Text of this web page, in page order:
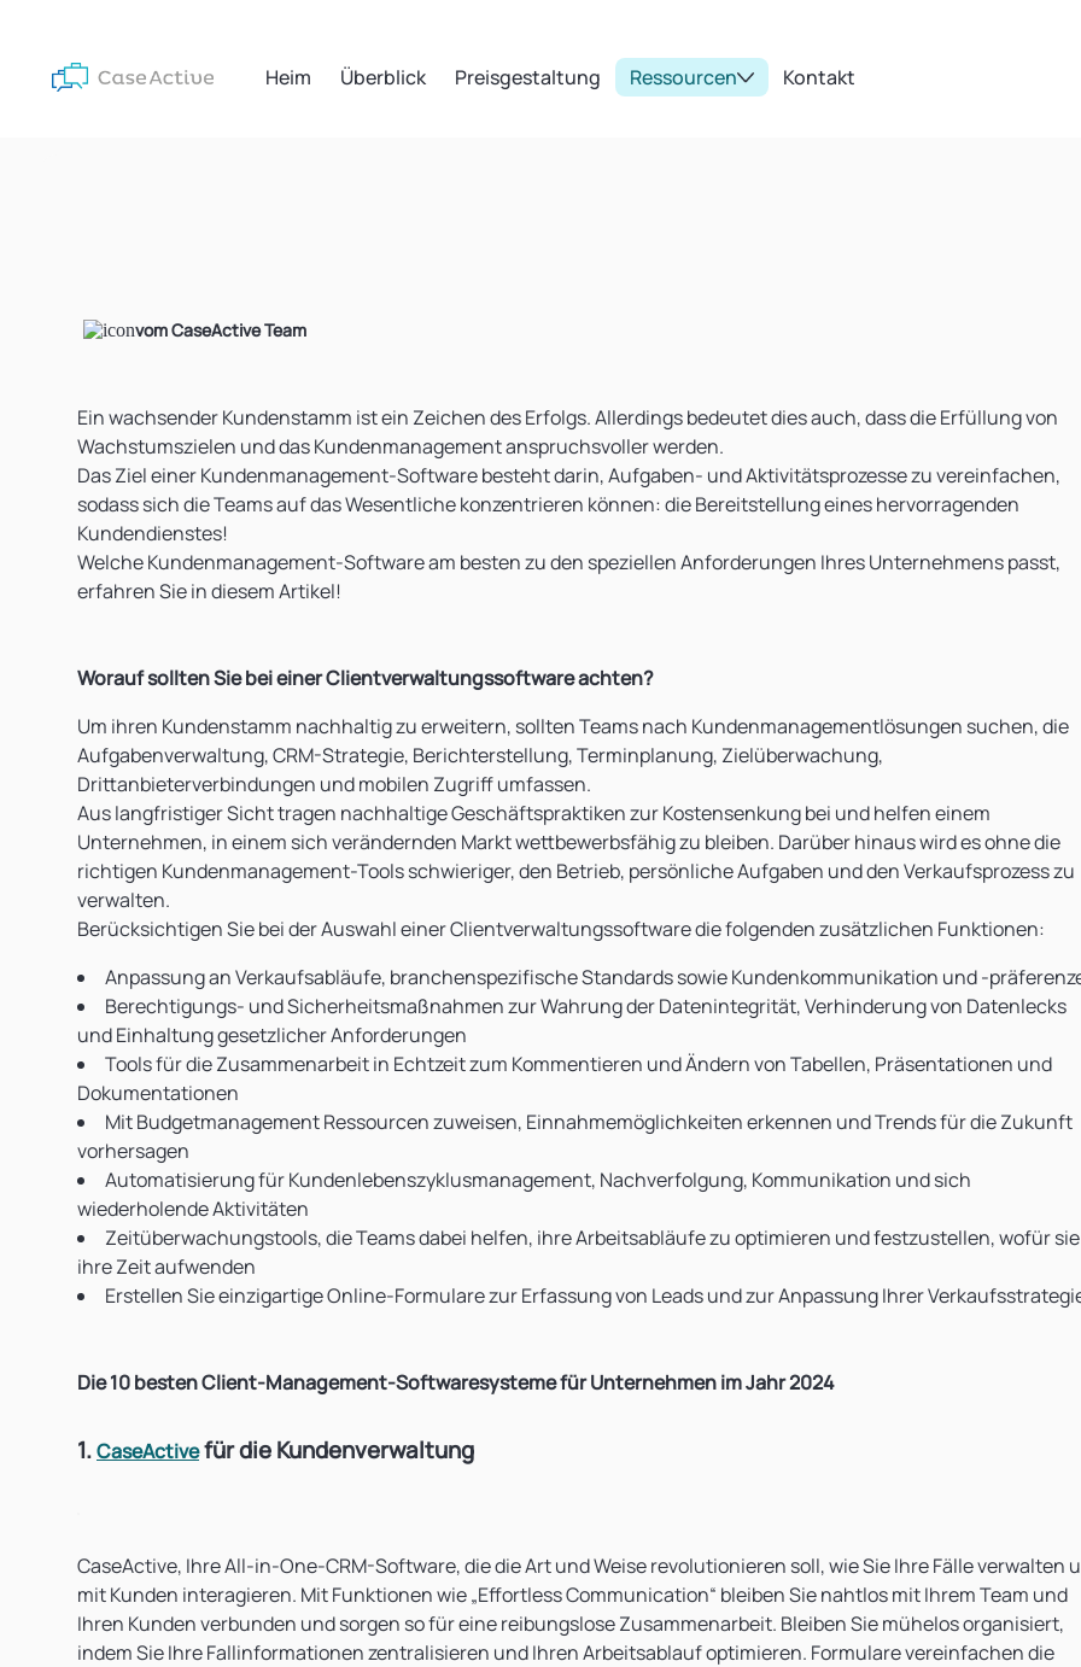
Heim Überblick Preisgestaltung Ressourcen Kontakt
vom CaseActive Team
Ein wachsender Kundenstamm ist ein Zeichen des Erfolgs. Allerdings bedeutet dies auch, dass die Erfüllung von
Wachstumszielen und das Kundenmanagement anspruchsvoller werden.
Das Ziel einer Kundenmanagement-Software besteht darin, Aufgaben- und Aktivitätsprozesse zu vereinfachen,
sodass sich die Teams auf das Wesentliche konzentrieren können: die Bereitstellung eines hervorragenden
Kundendienstes!
Welche Kundenmanagement-Software am besten zu den speziellen Anforderungen Ihres Unternehmens passt,
erfahren Sie in diesem Artikel!
Worauf sollten Sie bei einer Clientverwaltungssoftware achten?
Um ihren Kundenstamm nachhaltig zu erweitern, sollten Teams nach Kundenmanagementlösungen suchen, die
Aufgabenverwaltung, CRM-Strategie, Berichterstellung, Terminplanung, Zielüberwachung,
Drittanbieterverbindungen und mobilen Zugriff umfassen.
Aus langfristiger Sicht tragen nachhaltige Geschäftspraktiken zur Kostensenkung bei und helfen einem
Unternehmen, in einem sich verändernden Markt wettbewerbsfähig zu bleiben. Darüber hinaus wird es ohne die
richtigen Kundenmanagement-Tools schwieriger, den Betrieb, persönliche Aufgaben und den Verkaufsprozess zu
verwalten.
Berücksichtigen Sie bei der Auswahl einer Clientverwaltungssoftware die folgenden zusätzlichen Funktionen:
Anpassung an Verkaufsabläufe, branchenspezifische Standards sowie Kundenkommunikation und -
Berechtigungs- und Sicherheitsmaßnahmen zur Wahrung der Datenintegrität, Verhinderung von Datenlecks
und Einhaltung gesetzlicher Anforderungen
Tools für die Zusammenarbeit in Echtzeit zum Kommentieren und Ändern von Tabellen, Präsentationen und
Dokumentationen
Mit Budgetmanagement Ressourcen zuweisen, Einnahmemöglichkeiten erkennen und Trends für die Zukunft
vorhersagen
Automatisierung für Kundenlebenszyklusmanagement, Nachverfolgung, Kommunikation und sich
wiederholende Aktivitäten
Zeitüberwachungstools, die Teams dabei helfen, ihre Arbeitsabläufe zu optimieren und festzustellen, wofür sie
ihre Zeit aufwenden
Erstellen Sie einzigartige Online-Formulare zur Erfassung von Leads und zur Anpassung Ihrer
Die 10 besten Client-Management-Softwaresysteme für Unternehmen im Jahr 2024
1.CaseActivefür die Kundenverwaltung
CaseActive, Ihre All-in-One-CRM-Software, die die Art und Weise revolutionieren soll, wie Sie Ihre Fälle verwalten
mit Kunden interagieren. Mit Funktionen wie „Effortless Communication“ bleiben Sie nahtlos mit Ihrem Team und
Ihren Kunden verbunden und sorgen so für eine reibungslose Zusammenarbeit. Bleiben Sie mühelos organisiert,
indem Sie Ihre Fallinformationen zentralisieren und Ihren Arbeitsablauf optimieren. Formulare vereinfachen die